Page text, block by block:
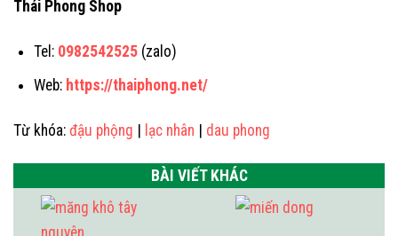
Thái Phong Shop
Tel: 0982542525(zalo)
Web: https://thaiphong.net/
Từ khóa: đậu phộng | lạc nhân | dau phong
BÀI VIẾT KHÁC